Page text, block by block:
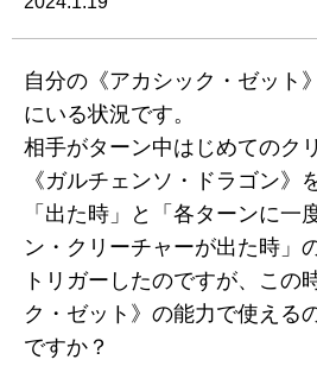
自分の《アカシック・ゼット
にいる状況です。
相手がターン中はじめてのク
《ガルチェンソ・ドラゴン》
「出た時」と「各ターンに一
ン・クリーチャーが出た時」
トリガーしたのですが、この
ク・ゼット》の能力で使える
ですか？